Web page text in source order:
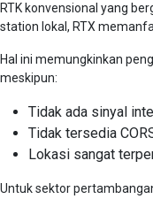
RTK konvensional yang
station lokal, RTX
Hal ini memungkinkan
meskipun:
Tidak ada sinyal
Tidak tersedia
Lokasi sangat
Untuk sektor